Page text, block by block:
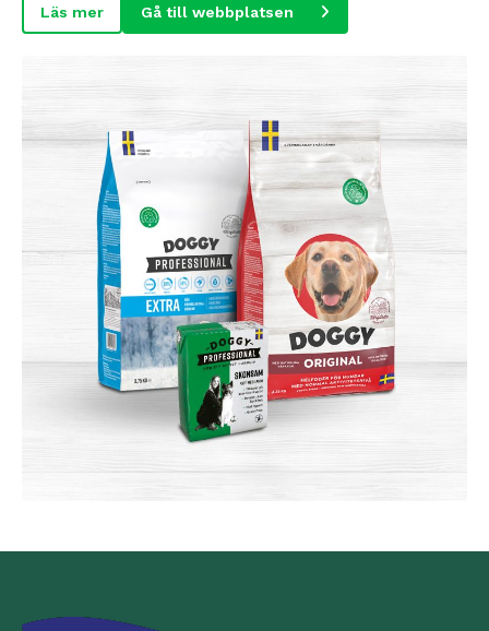
Läs mer Gå till webbplatsen